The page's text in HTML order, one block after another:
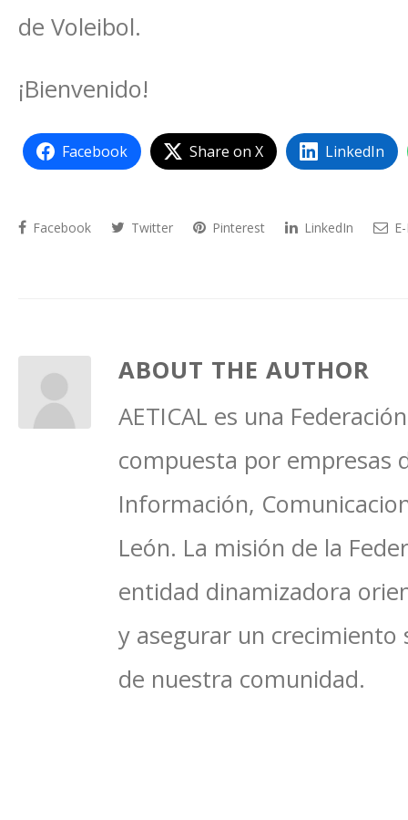
de Voleibol.
¡Bienvenido!
Facebook Share on X LinkedIn
Facebook Twitter Pinterest LinkedIn
ABOUT THE AUTHOR
AETICAL es una
compuesta por empresas
Información,
León. La misión de la
entidad dinamizadora
y asegurar un crecimiento
de nuestra comunidad.